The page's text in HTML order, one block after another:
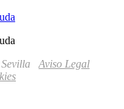
Sevilla Aviso Legal